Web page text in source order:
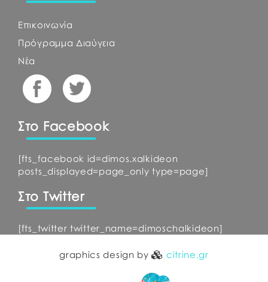
Επικοινωνία
Πρόγραμμα Διαύγεια
Νέα
Στο Facebook
[fts_facebook id=dimos.xalkideon
posts_displayed=page_only type=page]
Στο Twitter
[fts_twitter twitter_name=dimoschalkideon]
graphics design by citrine.gr